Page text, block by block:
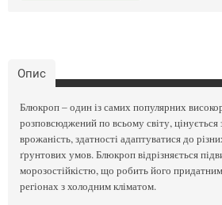
Опис
Блюкроп – один із самих популярних
розповсюджений по всьому світу, цінується
врожаність, здатності адаптуватися до
ґрунтових умов. Блюкроп відрізняється
морозостійкістю, що робить його
регіонах з холодним кліматом.